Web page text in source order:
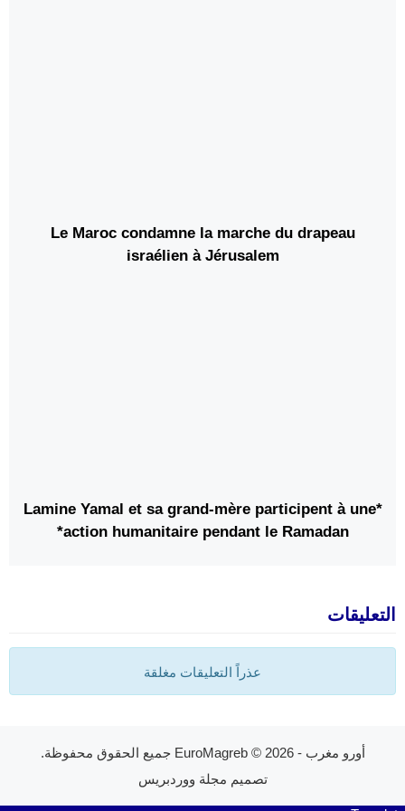
Le Maroc condamne la marche du drapeau
israélien à Jérusalem
*Lamine Yamal et sa grand-mère participent à une
action humanitaire pendant le Ramadan*
التعليقات
عذراً التعليقات مغلقة
أورو مغرب - EuroMagreb© 2026 جميع الحقوق محفوظة.
تصميم مجلة ووردبريس